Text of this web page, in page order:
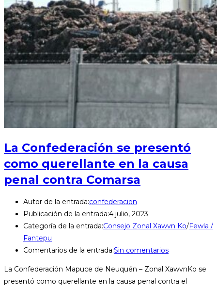
La Confederación se presentó
como querellante en la causa
penal contra Comarsa
Autor de la entrada:confederacion
Publicación de la entrada:4 julio, 2023
Categoría de la entrada:Consejo Zonal Xawvn Ko/Fewla /
Fantepu
Comentarios de la entrada:Sin comentarios
La Confederación Mapuce de Neuquén – Zonal XawvnKo se
presentó como querellante en la causa penal contra el